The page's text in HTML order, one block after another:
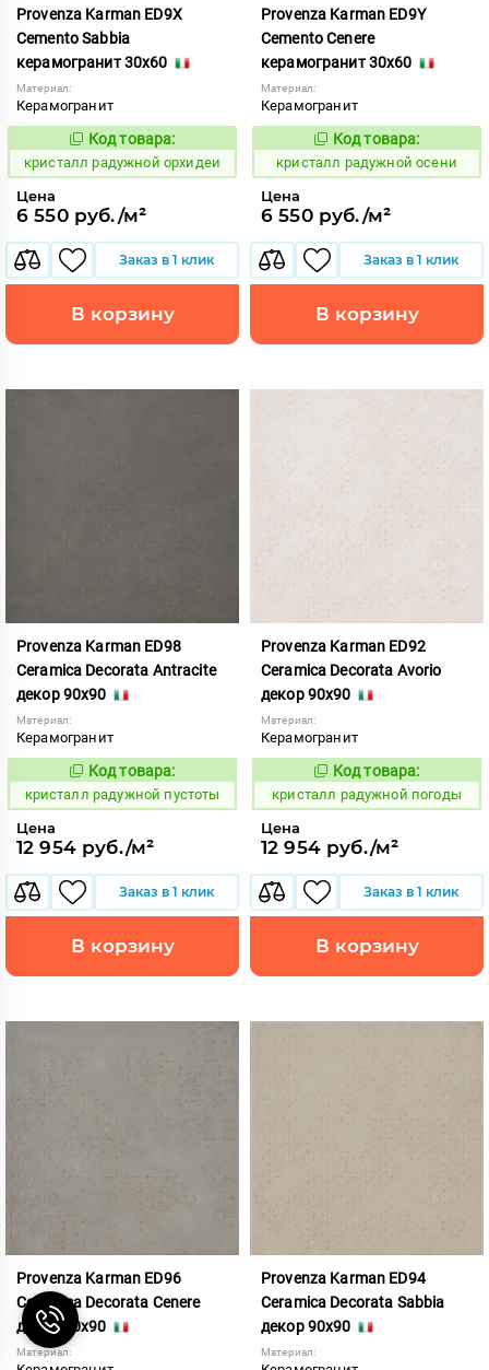
Provenza Karman ED9X
Cemento Sabbia
керамогранит 30x60
Материал:
Керамогранит
822064
Код товара:
кристалл радужной орхидеи
Цена
6 550 руб./м²
Заказ в 1 клик
В корзину
Provenza Karman ED9Y
Cemento Cenere
керамогранит 30x60
Материал:
Керамогранит
822065
Код товара:
кристалл радужной осени
Цена
6 550 руб./м²
Заказ в 1 клик
В корзину
Provenza Karman ED98
Ceramica Decorata Antracite
декор 90x90
Материал:
Керамогранит
822074
Код товара:
кристалл радужной пустоты
Цена
12 954 руб./м²
Заказ в 1 клик
В корзину
Provenza Karman ED92
Ceramica Decorata Avorio
декор 90x90
Материал:
Керамогранит
822071
Код товара:
кристалл радужной погоды
Цена
12 954 руб./м²
Заказ в 1 клик
В корзину
Provenza Karman ED96
Ceramica Decorata Cenere
декор 90x90
Материал:
Provenza Karman ED94
Ceramica Decorata Sabbia
декор 90x90
Материал: